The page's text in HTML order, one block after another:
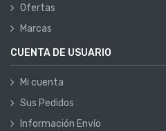
Ofertas
Marcas
CUENTA DE USUARIO
Mi cuenta
Sus Pedidos
Información Envío